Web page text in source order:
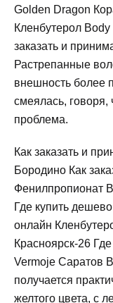
Golden Dragon
Кленбутерол
заказать и
Растрепанные
внешность более
смеялась, говоря,
проблема.
Как заказать и
Бородино Как
Фенилпропионат
Где купить
онлайн
Красноярск-26
Vermoje Саратов
получается
желтого цвета, с